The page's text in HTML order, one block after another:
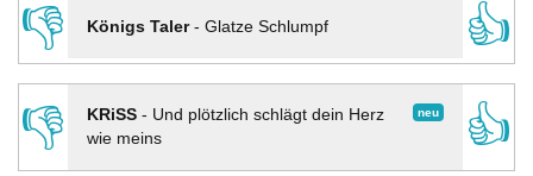
👎
Königs Taler- Glatze Schlumpf
👍
👎
neu
KRiSS- Und plötzlich schlägt dein Herz
wie meins
👍